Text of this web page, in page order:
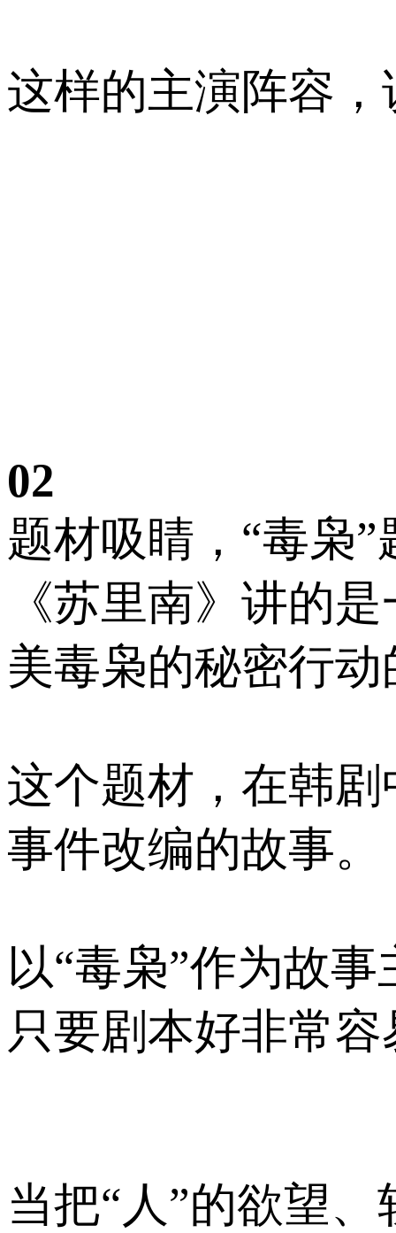
这样的主演阵容
02
题材吸睛，“毒枭
《苏里南》讲的
美毒枭的秘密行
这个题材，在韩
事件改编的故事。
以“毒枭”作为故
只要剧本好非常
当把“人”的欲望